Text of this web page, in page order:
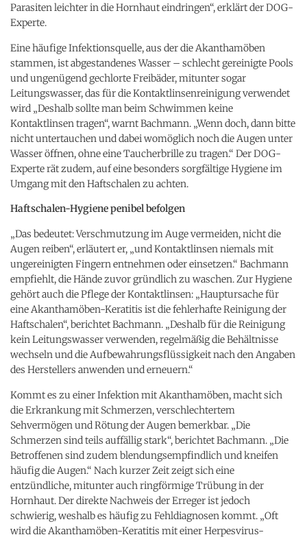
Parasiten leichter in die Hornhaut eindringen“, erklärt der DOG-
Experte.
Eine häufige Infektionsquelle, aus der die Akanthamöben
stammen, ist abgestandenes Wasser – schlecht gereinigte Pools
und ungenügend gechlorte Freibäder, mitunter sogar
Leitungswasser, das für die Kontaktlinsenreinigung verwendet
wird „Deshalb sollte man beim Schwimmen keine
Kontaktlinsen tragen“, warnt Bachmann. „Wenn doch, dann bitte
nicht untertauchen und dabei womöglich noch die Augen unter
Wasser öffnen, ohne eine Taucherbrille zu tragen.“ Der DOG-
Experte rät zudem, auf eine besonders sorgfältige Hygiene im
Umgang mit den Haftschalen zu achten.
Haftschalen-Hygiene penibel befolgen
„Das bedeutet: Verschmutzung im Auge vermeiden, nicht die
Augen reiben“, erläutert er, „und Kontaktlinsen niemals mit
ungereinigten Fingern entnehmen oder einsetzen.“ Bachmann
empfiehlt, die Hände zuvor gründlich zu waschen. Zur Hygiene
gehört auch die Pflege der Kontaktlinsen: „Hauptursache für
eine Akanthamöben-Keratitis ist die fehlerhafte Reinigung der
Haftschalen“, berichtet Bachmann. „Deshalb für die Reinigung
kein Leitungswasser verwenden, regelmäßig die Behältnisse
wechseln und die Aufbewahrungsflüssigkeit nach den Angaben
des Herstellers anwenden und erneuern.“
Kommt es zu einer Infektion mit Akanthamöben, macht sich
die Erkrankung mit Schmerzen, verschlechtertem
Sehvermögen und Rötung der Augen bemerkbar. „Die
Schmerzen sind teils auffällig stark“, berichtet Bachmann. „Die
Betroffenen sind zudem blendungsempfindlich und kneifen
häufig die Augen.“ Nach kurzer Zeit zeigt sich eine
entzündliche, mitunter auch ringförmige Trübung in der
Hornhaut. Der direkte Nachweis der Erreger ist jedoch
schwierig, weshalb es häufig zu Fehldiagnosen kommt. „Oft
wird die Akanthamöben-Keratitis mit einer Herpesvirus-